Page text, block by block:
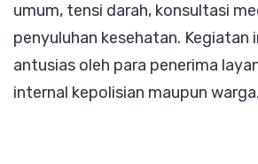
umum, tensi darah, konsultasi
penyuluhan kesehatan. Kegiatan
antusias oleh para penerima
internal kepolisian maupun warga.